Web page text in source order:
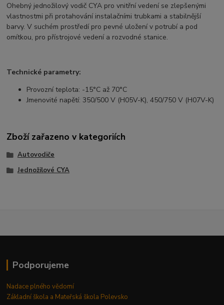
Ohebný jednožilový vodič CYA pro vnitřní vedení se zlepšenými
vlastnostmi při protahování instalačními trubkami a stabilnější
barvy. V suchém prostředí pro pevné uložení v potrubí a pod
omítkou, pro přístrojové vedení a rozvodné stanice.
Technické parametry:
Provozní teplota: -15°C až 70°C
Jmenovité napětí: 350/500 V (H05V-K), 450/750 V (H07V-K)
Zboží zařazeno v kategoriích
Autovodiče
Jednožilové CYA
Podporujeme
Nadace plného vědomí
Základní škola a Mateřská škola Polevsko